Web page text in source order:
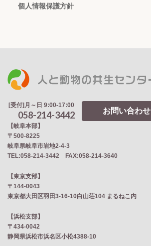
個人情報保護方針
[受付]月～日 9:00-17:00
058-214-3442 お問い合わせ
【岐阜本部】
〒500-8225
岐阜県岐阜市岩地2‐4‐3
TEL:058-214-3442 FAX:058-214-3640
【東京支部】
〒144-0043
東京都大田区羽田3-16-10白山荘104 まるねこ内
【浜松支部】
〒434-0042
静岡県浜松市浜名区小松4388-10